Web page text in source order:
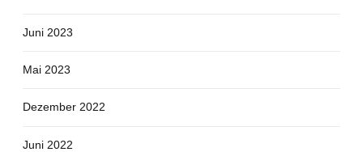
Juni 2023
Mai 2023
Dezember 2022
Juni 2022